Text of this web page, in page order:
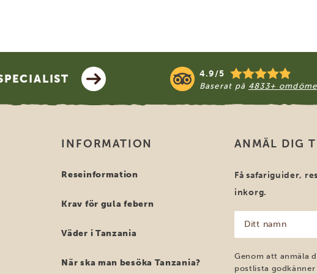
4.9/5
Baserat på 4833+
INFORMATION
Reseinformation
Krav för gula febern
Väder i Tanzania
När ska man besöka Tanzania?
ANMÄL DIG
Få safariguider,
inkorg.
namn
(Obligatoriskt)
Genom att anmäla
postlista godkänner